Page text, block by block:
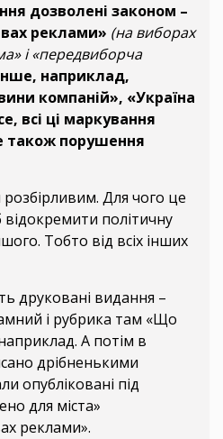
дозволені законом –
реклами» (на виборах
і «передвиборча
наприклад,
компаній», «Україна
всі ці маркування
також порушення
Для чого це
політичну
Тобто від всіх інших
друковані видання –
і рубрика там «Що
А потім в
дрібненькими
опубліковані під
для міста»
реклами».